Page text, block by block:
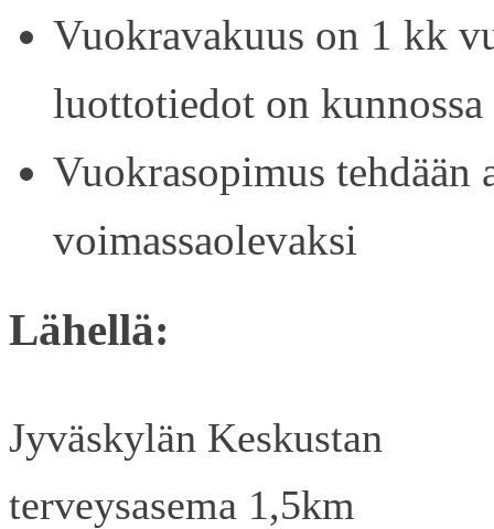
Vuokravakuus on 1 kk
luottotiedot on kunnossa
Vuokrasopimus tehdään
voimassaolevaksi
Lähellä:
Jyväskylän Keskustan
terveysasema 1,5km